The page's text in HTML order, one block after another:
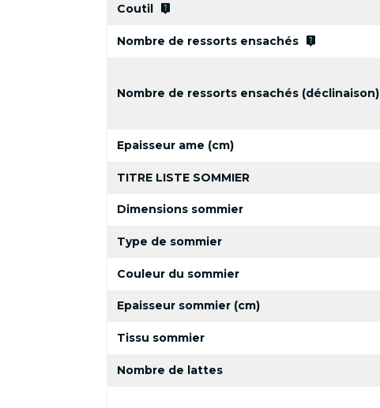
Coutil live_help
Nombre de ressorts ensachés live_help
Nombre de ressorts ensachés (déclinaison)
Epaisseur ame (cm)
TITRE LISTE SOMMIER
Dimensions sommier
Type de sommier
Couleur du sommier
Epaisseur sommier (cm)
Tissu sommier
Nombre de lattes